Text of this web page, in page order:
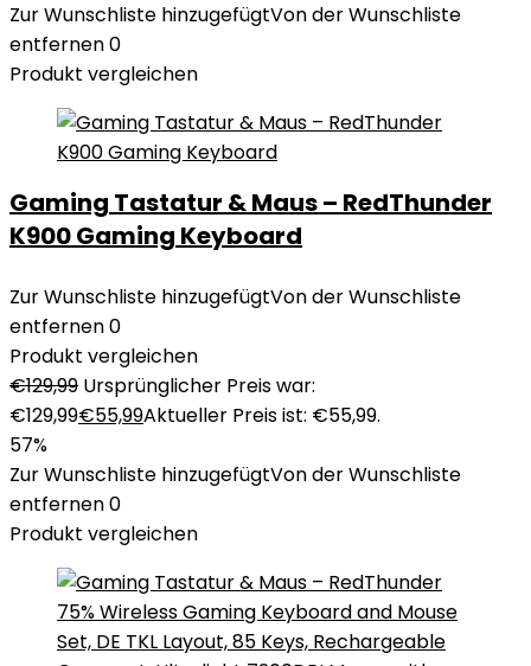
Zur Wunschliste hinzugefügtVon der Wunschliste
entfernen0
Produkt vergleichen
Gaming Tastatur & Maus – RedThunder
K900 Gaming Keyboard
Zur Wunschliste hinzugefügtVon der Wunschliste
entfernen0
Produkt vergleichen
€129,99 Ursprünglicher Preis war:
€129,99€55,99Aktueller Preis ist: €55,99.
57%
Zur Wunschliste hinzugefügtVon der Wunschliste
entfernen0
Produkt vergleichen